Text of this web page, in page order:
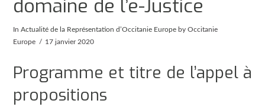
domaine de l’e-Justice
InActualité de la Représentation d’Occitanie Europe by Occitanie
Europe
17 janvier 2020
Programme et titre de l’appel à
propositions